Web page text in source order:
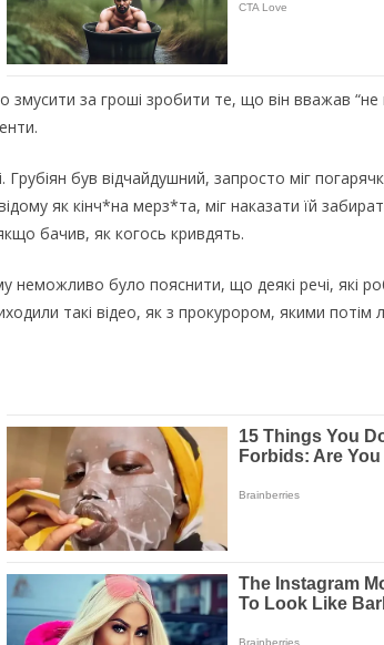
за гроші зробити те, що він вважав “не
був відчайдушний, запросто міг
як кінч*на мерз*та, міг наказати їй
бачив, як когось кривдять.
неможливо було пояснити, що деякі речі, які
такі відео, як з прокурором, якими потім